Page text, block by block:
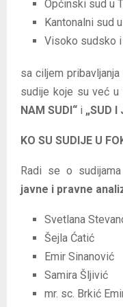
Općinski sud u
Kantonalni sud
Visoko sudsko
sa ciljem pribavljanja
sudije koje su već
NAM SUDI“ i „SUD
KO SU SUDIJE U
Radi se o
javne i pravne
Svetlana
Šejla Ćatić
Emir Sinanović
Samira Šljivić
mr. sc. Brkić